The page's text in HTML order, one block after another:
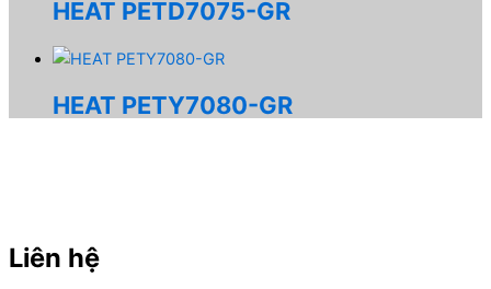
HEAT PETD7075-GR
HEAT PETY7080-GR
Liên hệ